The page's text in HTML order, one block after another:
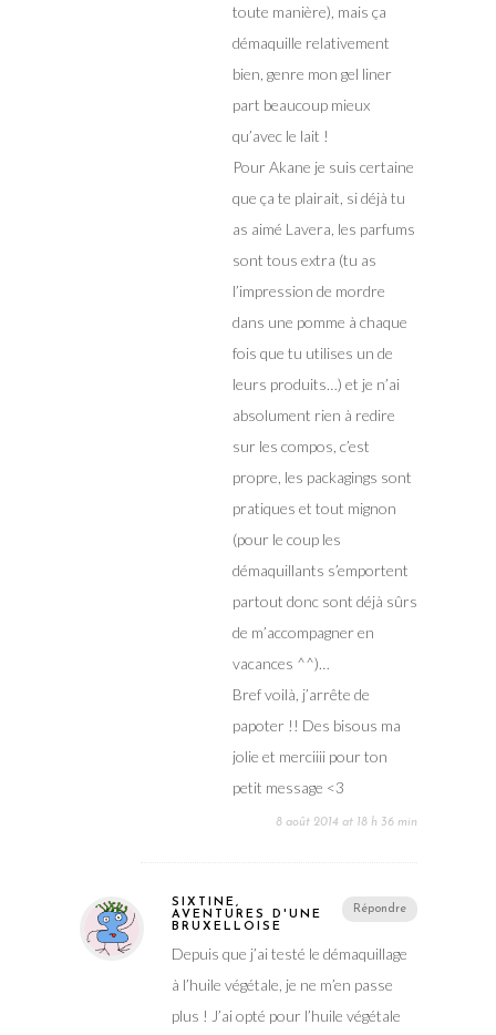
toute manière), mais ça
démaquille relativement
bien, genre mon gel liner
part beaucoup mieux
qu’avec le lait !
Pour Akane je suis certaine
que ça te plairait, si déjà tu
as aimé Lavera, les parfums
sont tous extra (tu as
l’impression de mordre
dans une pomme à chaque
fois que tu utilises un de
leurs produits…) et je n’ai
absolument rien à redire
sur les compos, c’est
propre, les packagings sont
pratiques et tout mignon
(pour le coup les
démaquillants s’emportent
partout donc sont déjà sûrs
de m’accompagner en
vacances ^^)…
Bref voilà, j’arrête de
papoter !! Des bisous ma
jolie et merciiii pour ton
petit message <3
8 août 2014 at 18 h 36 min
Répondre
SIXTINE,
AVENTURES D'UNE
BRUXELLOISE
Depuis que j’ai testé le démaquillage
à l’huile végétale, je ne m’en passe
plus ! J’ai opté pour l’huile végétale